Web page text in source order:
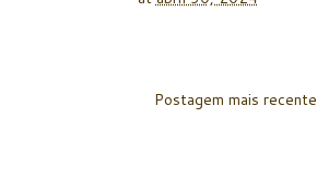
Postagem mais recente